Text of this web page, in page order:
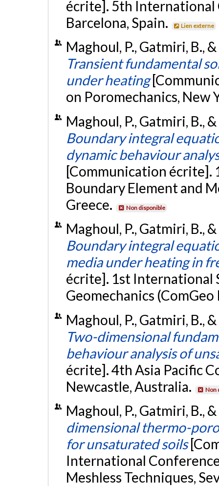
écrite]. 5th International
Barcelona, Spain.
Lien externe
Maghoul, P., Gatmiri, B.,
Transient fundamental
under heating
on Poromechanics, New
Maghoul, P., Gatmiri, B.,
Boundary integral
dynamic behaviour
[Communication
Boundary Element and
Greece.
Non disponible
Maghoul, P., Gatmiri, B.,
Boundary integral
media under heating in
écrite]. 1st International
Geomechanics
Maghoul, P., Gatmiri, B.,
Two-dimensional
behaviour analysis of
écrite]. 4th Asia Pacific
Newcastle, Australia.
Non
Maghoul, P., Gatmiri, B.,
dimensional thermo-
for unsaturated soils
International
Meshless Techniques,